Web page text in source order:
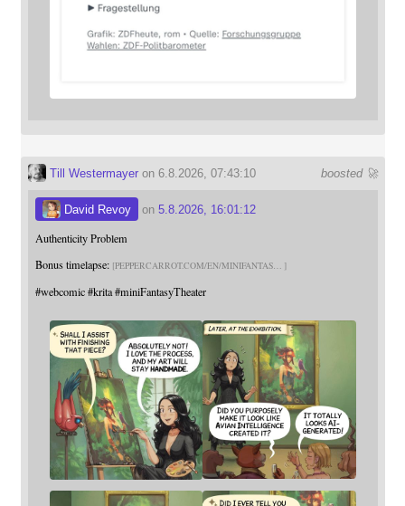
boosted 🚀
Till Westermayeron 6.8.2026, 07:43:10
David Revoy on 5.8.2026, 16:01:12
Authenticity Problem
Bonus timelapse: PEPPERCARROT.COM/EN/MINIFANTAS
#webcomic #krita #miniFantasyTheater